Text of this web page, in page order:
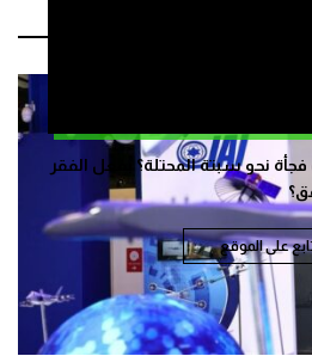
نحو سبتة المحتلة؟ بفعل الفقر
على الموقع